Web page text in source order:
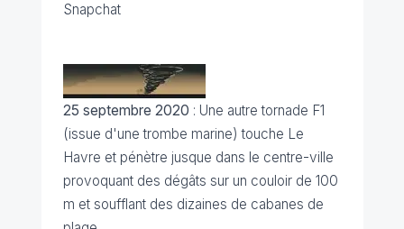
Snapchat
25 septembre 2020 : Une autre tornade F1
(issue d'une trombe marine) touche Le
Havre et pénètre jusque dans le centre-ville
provoquant des dégâts sur un couloir de 100
m et soufflant des dizaines de cabanes de